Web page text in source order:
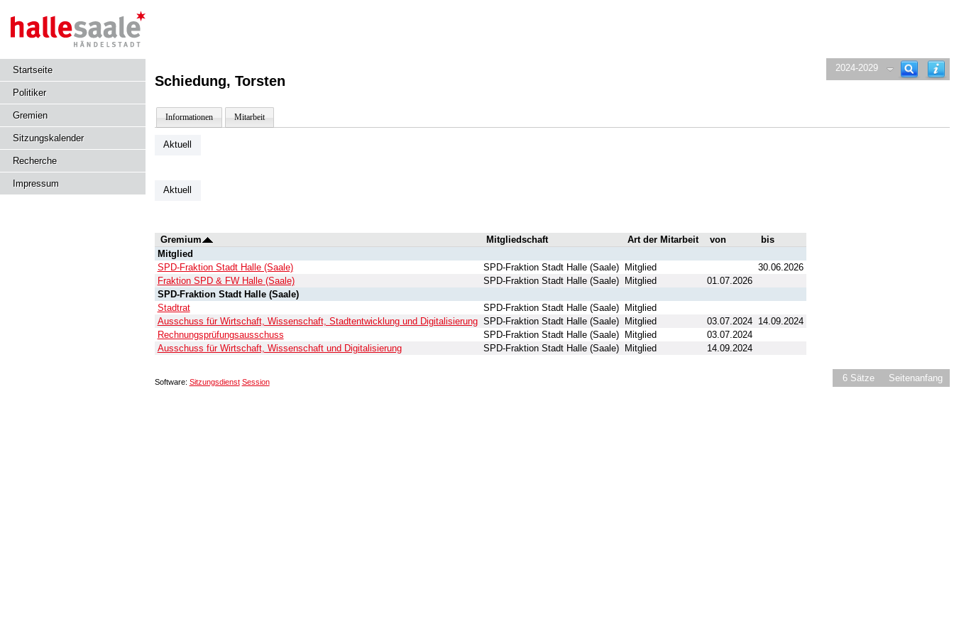
Startseite
Politiker
Gremien
Sitzungskalender
Recherche
Impressum
2024-2029
Schiedung, Torsten
Informationen Mitarbeit
Aktuell
Aktuell
Gremium Mitgliedschaft Art der Mitarbeit von
bis
Mitglied
SPD-Fraktion Stadt Halle (Saale)
SPD-Fraktion Stadt Halle (Saale) Mitglied
30.06.2026
Fraktion SPD & FW Halle (Saale)
SPD-Fraktion Stadt Halle (Saale) Mitglied
01.07.2026
SPD-Fraktion Stadt Halle (Saale)
Stadtrat
SPD-Fraktion Stadt Halle (Saale)
Mitglied
Ausschuss für Wirtschaft, Wissenschaft, Stadtentwicklung und Digitalisierung SPD-Fraktion Stadt Halle (Saale) Mitglied 03.07.2024
14.09.2024
Rechnungsprüfungsausschuss
SPD-Fraktion Stadt Halle (Saale) Mitglied
03.07.2024
Ausschuss für Wirtschaft, Wissenschaft und Digitalisierung
SPD-Fraktion Stadt Halle (Saale) Mitglied 14.09.2024
6 Sätze Seitenanfang
Software: Sitzungsdienst Session